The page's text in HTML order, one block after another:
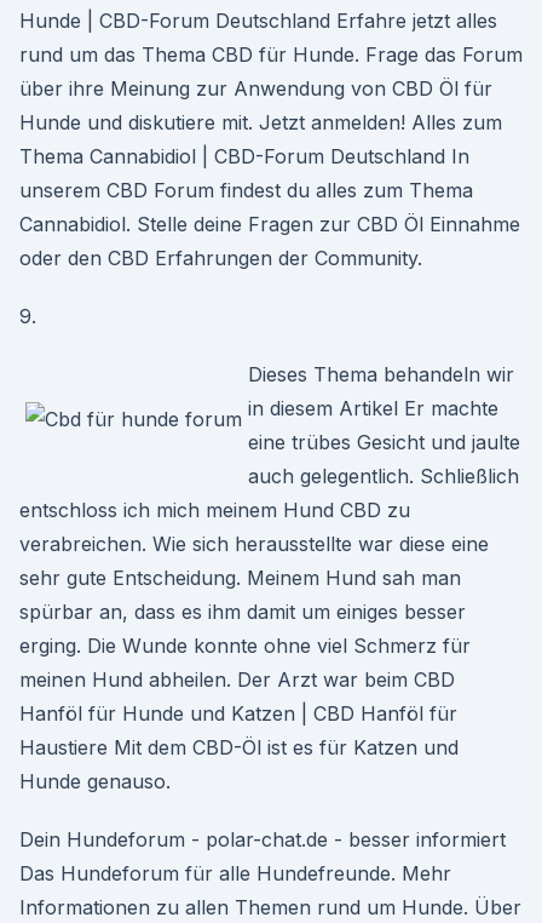
Hunde | CBD-Forum Deutschland Erfahre jetzt alles
rund um das Thema CBD für Hunde. Frage das Forum
über ihre Meinung zur Anwendung von CBD Öl für
Hunde und diskutiere mit. Jetzt anmelden! Alles zum
Thema Cannabidiol | CBD-Forum Deutschland In
unserem CBD Forum findest du alles zum Thema
Cannabidiol. Stelle deine Fragen zur CBD Öl Einnahme
oder den CBD Erfahrungen der Community.
9.
Dieses Thema behandeln wir
in diesem Artikel Er machte
eine trübes Gesicht und jaulte
auch gelegentlich. Schließlich
entschloss ich mich meinem Hund CBD zu
verabreichen. Wie sich herausstellte war diese eine
sehr gute Entscheidung. Meinem Hund sah man
spürbar an, dass es ihm damit um einiges besser
erging. Die Wunde konnte ohne viel Schmerz für
meinen Hund abheilen. Der Arzt war beim CBD
Hanföl für Hunde und Katzen | CBD Hanföl für
Haustiere Mit dem CBD-Öl ist es für Katzen und
Hunde genauso.
Dein Hundeforum - polar-chat.de - besser informiert
Das Hundeforum für alle Hundefreunde. Mehr
Informationen zu allen Themen rund um Hunde. Über